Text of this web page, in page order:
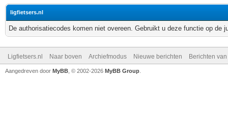
ligfietsers.nl
De authorisatiecodes komen niet overeen. Gebruikt u deze functie op de
Ligfietsers.nl Naar boven Archiefmodus Nieuwe berichten Berichten
Aangedreven door MyBB , © 2002-2026 MyBB Group